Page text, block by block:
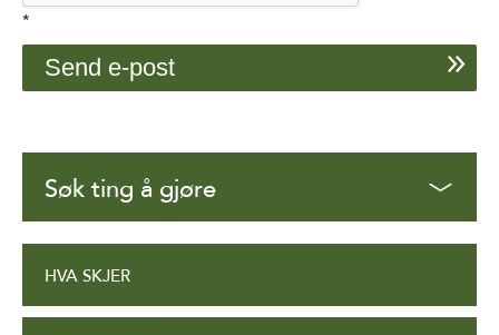
*
Søk ting å gjøre
HVA SKJER